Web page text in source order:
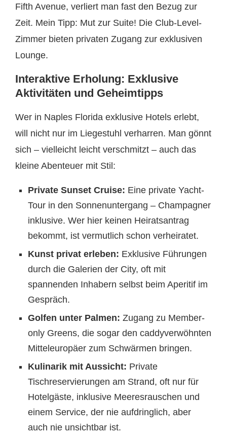
Fifth Avenue, verliert man fast den Bezug zur
Zeit. Mein Tipp: Mut zur Suite! Die Club-Level-
Zimmer bieten privaten Zugang zur exklusiven
Lounge.
Interaktive Erholung: Exklusive
Aktivitäten und Geheimtipps
Wer in Naples Florida exklusive Hotels erlebt,
will nicht nur im Liegestuhl verharren. Man gönnt
sich – vielleicht leicht verschmitzt – auch das
kleine Abenteuer mit Stil:
Private Sunset Cruise: Eine private Yacht-
Tour in den Sonnenuntergang – Champagner
inklusive. Wer hier keinen Heiratsantrag
bekommt, ist vermutlich schon verheiratet.
Kunst privat erleben: Exklusive Führungen
durch die Galerien der City, oft mit
spannenden Inhabern selbst beim Aperitif im
Gespräch.
Golfen unter Palmen: Zugang zu Member-
only Greens, die sogar den caddyverwöhnten
Mitteleuropäer zum Schwärmen bringen.
Kulinarik mit Aussicht: Private
Tischreservierungen am Strand, oft nur für
Hotelgäste, inklusive Meeresrauschen und
einem Service, der nie aufdringlich, aber
auch nie unsichtbar ist.